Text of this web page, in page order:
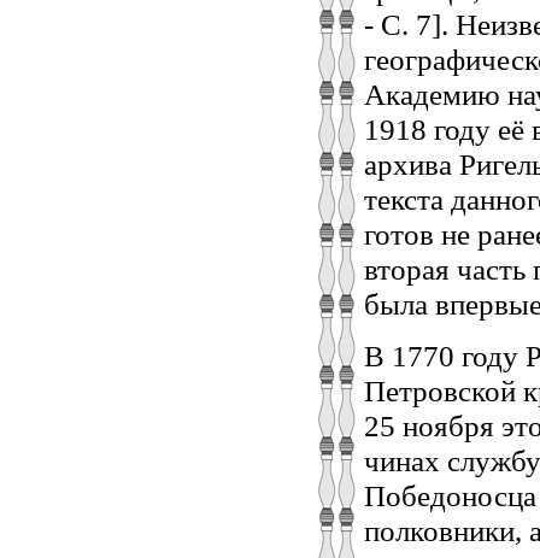
- С. 7].
Академию
1918 году её
архива
текста
готов не
вторая
была
В 1770 году
Петровской
25 ноября
чинах
Победоносца
полковники,